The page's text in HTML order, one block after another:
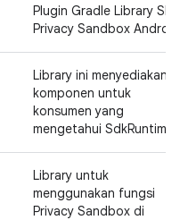
Plugin Gradle Library SDK
Privacy Sandbox Android
Library ini menyediakan
komponen untuk
konsumen yang
mengetahui SdkRuntime
Library untuk
menggunakan fungsi
Privacy Sandbox di